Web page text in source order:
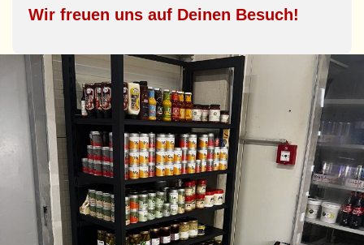
Wir freuen uns auf Deinen Besuch!